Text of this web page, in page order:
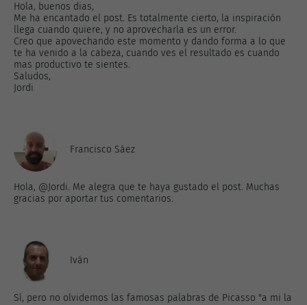
Hola, buenos dias,
Me ha encantado el post. Es totalmente cierto, la inspiración
llega cuando quiere, y no aprovecharla es un error.
Creo que apovechando este momento y dando forma a lo que
te ha venido a la cabeza, cuando ves el resultado es cuando
mas productivo te sientes.
Saludos,
Jordi
Francisco Sáez
Hola, @Jordi. Me alegra que te haya gustado el post. Muchas
gracias por aportar tus comentarios.
Iván
Sí, pero no olvidemos las famosas palabras de Picasso "a mi la